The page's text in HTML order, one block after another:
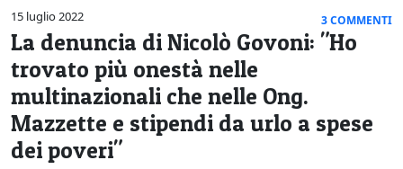
CULTURA
LA STORIA
SPETTACOLI
L'EDITORIALE
SEZIONI
15 luglio 2022 3 COMMENTI
La denuncia di Nicolò Govoni: "Ho
trovato più onestà nelle
multinazionali che nelle Ong.
Mazzette e stipendi da urlo a spese
dei poveri"